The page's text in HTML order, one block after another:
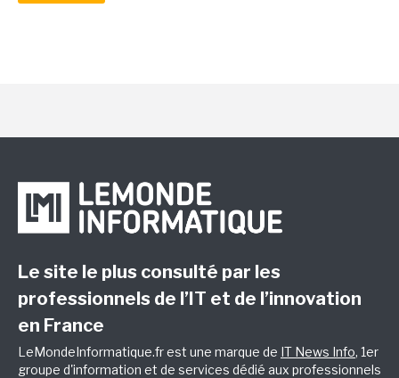
Le site le plus consulté par les
professionnels de l’IT et de l’innovation
en France
LeMondeInformatique.fr est une marque de IT News Info, 1er
groupe d'information et de services dédié aux professionnels